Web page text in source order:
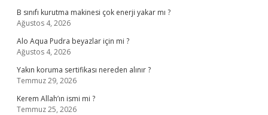
B sınıfı kurutma makinesi çok enerji yakar mı ?
Ağustos 4, 2026
Alo Aqua Pudra beyazlar için mi ?
Ağustos 4, 2026
Yakın koruma sertifikası nereden alınır ?
Temmuz 29, 2026
Kerem Allah’ın ismi mi ?
Temmuz 25, 2026